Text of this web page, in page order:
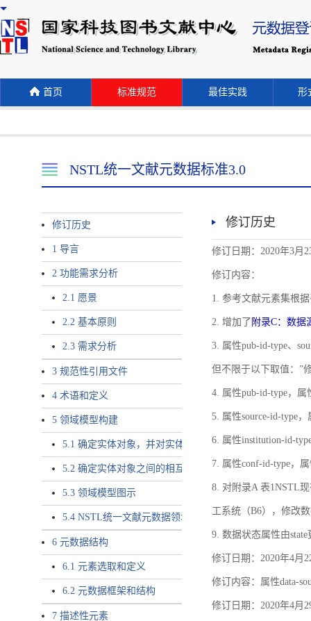
首页 标准规范 最佳实践 形
NSTL统一文献元数据标准3.0
修订历史
1 导言
2 功能需求分析
2.1 愿景
2.2 基本原则
2.3 需求分析
3 规范性引用文件
4 术语和定义
5 领域模型构建
5.1 确定实体对象，并对实体对象命名
5.2 确定实体对象之间的相互关系，定义实体对象之间的
5.3 领域模型图示
5.4 NSTL统一文献元数据领域模型的验证
6 元数据结构
6.1 元素选取和定义
6.2 元数据框架和结构
7 描述性元素
修订历史
修订日期：2020年3月
修订内容：
1. 参考文献元素集根
2. 增加了 附录C：数据
3. 属性pub-id-type、
但不限于以下取值：”
4. 属性pub-id-type，属
5. 属性source-id-type
6. 属性institution-id-
7. 属性conf-id-type，
8. 对附录A 表1NSTL
工系统（B6），修改
9. 数据状态属性由state
修订日期：2020年4月
修订内容：属性data-
修订日期：2020年4月